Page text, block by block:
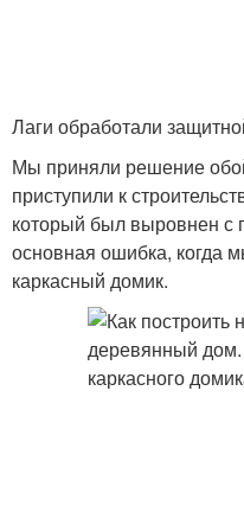
Лаги обработали
Мы приняли решение
приступили к
который был выровнен с
основная ошибка, когда
каркасный домик.